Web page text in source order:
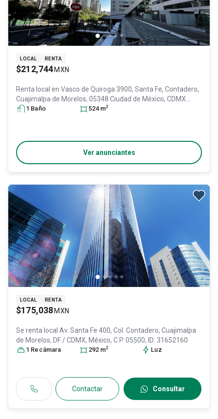
LOCAL RENTA
$212,744 MXN
Renta local en Vasco de Quiroga 3900, Santa Fe, Contadero,
Cuajimalpa de Morelos, 05348 Ciudad de México, CDMX
#3900, Col. Santa Fe Cuajimalpa,
1 Baño 524 m2
Ver anunciantes
LOCAL RENTA
$175,038 MXN
Se renta local Av. Santa Fe 400, Col. Contadero, Cuajimalpa
de Morelos, DF / CDMX, México, C.P. 05500, ID: 31652160
1 Recámara 292 m2 Luz
Contactar Consultar